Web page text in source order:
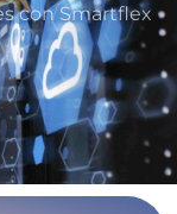
con Smartflex